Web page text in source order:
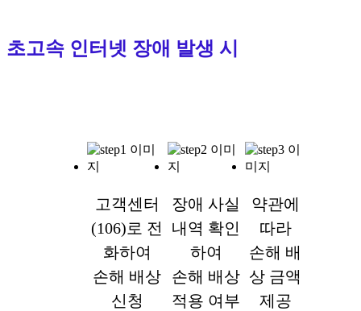
초고속 인터넷 장애 발생 시
고객센터
(106)로 전
화하여
손해 배상
신청
장애 사실
내역 확인
하여
손해 배상
적용 여부
약관에
따라
손해 배
상 금액
제공